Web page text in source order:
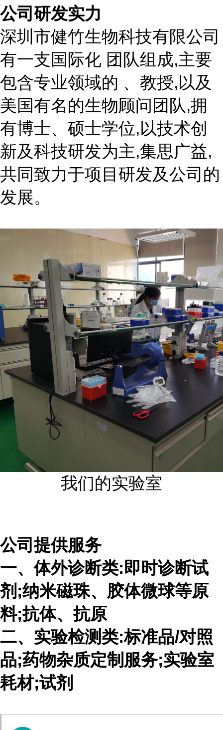
公司研发实力
深圳市健竹生物科技有限公司
有一支国际化 团队组成,主要
包含专业领域的 、教授,以及
美国有名的生物顾问团队,拥
有博士、硕士学位,以技术创
新及科技研发为主,集思广益,
共同致力于项目研发及公司的
发展。
我们的实验室
公司提供服务
一、体外诊断类:即时诊断试
剂;纳米磁珠、胶体微球等原
料;抗体、抗原
二、实验检测类:标准品/对照
品;药物杂质定制服务;实验室
耗材;试剂